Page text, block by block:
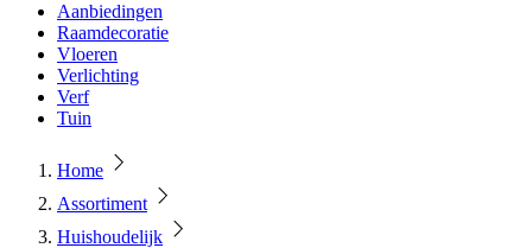
Aanbiedingen
Raamdecoratie
Vloeren
Verlichting
Verf
Tuin
Home
Assortiment
Huishoudelijk